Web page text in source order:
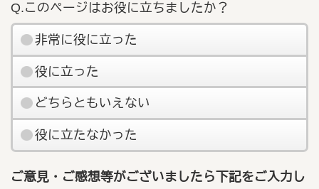
Q.このページはお役に立ちましたか？
非常に役に立った
役に立った
どちらともいえない
役に立たなかった
ご意見・ご感想等がございましたら下記をご入力し